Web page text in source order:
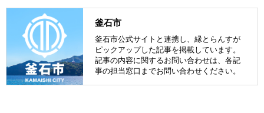
釜石市
釜石市公式サイトと連携し、縁とらんすが
ピックアップした記事を掲載しています。
記事の内容に関するお問い合わせは、各記
事の担当窓口までお問い合わせください。